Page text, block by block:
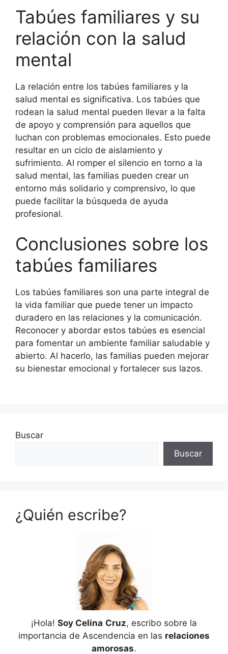
Tabúes familiares y su
relación con la salud
mental
La relación entre los tabúes familiares y la
salud mental es significativa. Los tabúes que
rodean la salud mental pueden llevar a la falta
de apoyo y comprensión para aquellos que
luchan con problemas emocionales. Esto puede
resultar en un ciclo de aislamiento y
sufrimiento. Al romper el silencio en torno a la
salud mental, las familias pueden crear un
entorno más solidario y comprensivo, lo que
puede facilitar la búsqueda de ayuda
profesional.
Conclusiones sobre los
tabúes familiares
Los tabúes familiares son una parte integral de
la vida familiar que puede tener un impacto
duradero en las relaciones y la comunicación.
Reconocer y abordar estos tabúes es esencial
para fomentar un ambiente familiar saludable y
abierto. Al hacerlo, las familias pueden mejorar
su bienestar emocional y fortalecer sus lazos.
Buscar
Buscar
¿Quién escribe?
¡Hola! Soy Celina Cruz, escribo sobre la
importancia de Ascendencia en las relaciones
amorosas.